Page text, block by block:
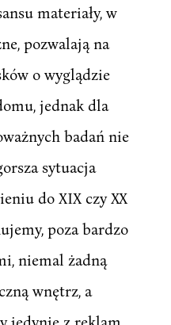
materiały, w
pozwalają na
o wyglądzie
jednak dla
badań nie
sytuacja
do XIX czy XX
poza bardzo
niemal żadną
wnętrz, a
jedynie z reklam